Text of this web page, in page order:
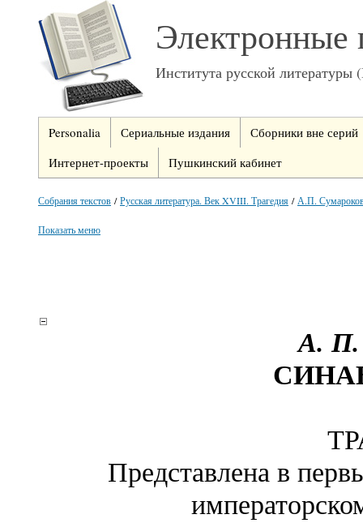
Электронные
Института русской
Personalia Сериальные издания
Сборники вне серий
Интернет-проекты
Пушкинский кабинет
Собрания текстов /Русская литература. Век XVIII. Трагедия / А.П.
Показать меню
А. П.
Представлена в